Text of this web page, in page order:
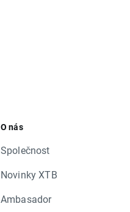
O nás
Společnost
Novinky XTB
Ambasador